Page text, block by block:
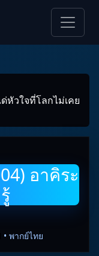
หัวใจที่โลกไม่เคย
อาคิระ
พากย์ไทย